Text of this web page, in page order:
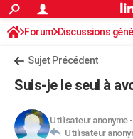
ACTUALITÉS
Politique
Société
Faits Divers
Education
Monde
Villes
+
Retraite
Impôts
Epargne
Immobilier
Risques naturels par ville
Banque
Assurance
Crédit
AUTO
Forum Discussions
Sujet Précédent
Suis-je le seul à
Utilisateur anonyme-
Utilisateur